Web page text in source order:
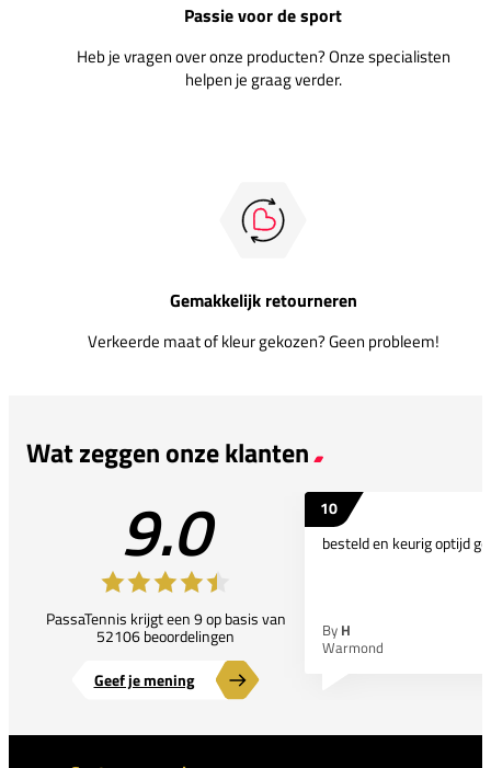
Passie voor de sport
Heb je vragen over onze producten? Onze specialisten
helpen je graag verder.
Gemakkelijk retourneren
Verkeerde maat of kleur gekozen? Geen probleem!
Wat zeggen onze klanten
9.0
PassaTennis krijgt een 9 op basis van
52106 beoordelingen
Geef je mening
10
besteld en keurig optijd
By H
Warmond